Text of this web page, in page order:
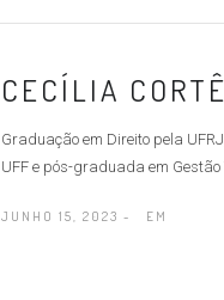
CECÍLIA
Graduação em Direito pela
UFF e pós-graduada em
JUNHO 15, 2023 - EM